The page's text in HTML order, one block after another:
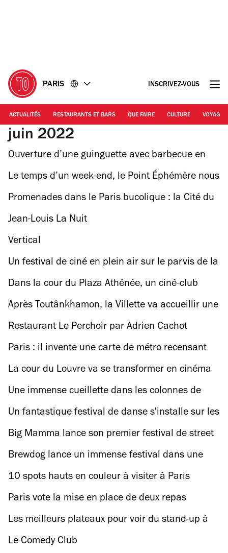
PARIS INSCRIVEZ-VOUS
ACTUALITÉS RESTAURANTS ET BARS QUE FAIRE CULTURE VOYAGE
juin 2022
Ouverture d’une guinguette avec barbecue en
libre-service et… tomates gratuites
Le temps d’un week-end, le Point Éphémère nous
fait voyager en Grèce !
Promenades dans le Paris bucolique : la Cité du
Figuier, 11e
Jean-Louis La Nuit
Vertical
Un festival de ciné en plein air sur le parvis de la
Seine musicale
Dans la cour du Plaza Athénée, un ciné-club
avec menu imaginé par Jean Imbert
Après Toutânkhamon, la Villette va accueillir une
expo autour de Ramsès et l'or des pharaons
Restaurant Le Perchoir par Adrien Cachot
Paris : il invente une carte de métro recensant
tous les spots culturels
La cour du Louvre va se transformer en cinéma
en plein air cet été
Une immense cueillette dans les colonnes de
Buren vous donne accès à des cadeaux culturels
Un fantastique festival de danse s'installe sur les
rails de la Petite Ceinture
Big Mamma lance son premier festival de street
food à la Felicità
Brewdog lance un immense festival dans une
friche de 3 500 mètres carrés à Lyon
10 spots hauts en couleur à visiter à Paris
Paris vote la mise en place de deux repas
végétariens par semaine dans ses cantines
Les meilleurs plateaux pour voir du stand-up à
Paris
Le Comedy Club